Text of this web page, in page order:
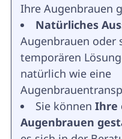
Ihre Augenbrauen
Natürliches
Augenbrauen oder
temporären
natürlich wie eine
Sie können Ihre
Augenbrauen